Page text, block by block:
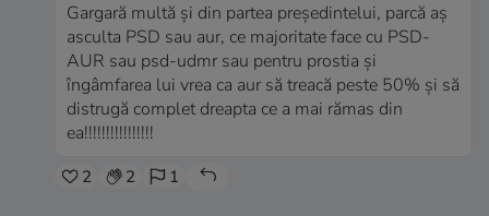
Gargară multă și din partea președintelui, parcă aș
asculta PSD sau aur, ce majoritate face cu PSD-
AUR sau psd-udmr sau pentru prostia și
îngâmfarea lui vrea ca aur să treacă peste 50% și să
distrugă complet dreapta ce a mai rămas din
ea!!!!!!!!!!!!!!!!
2 2 1